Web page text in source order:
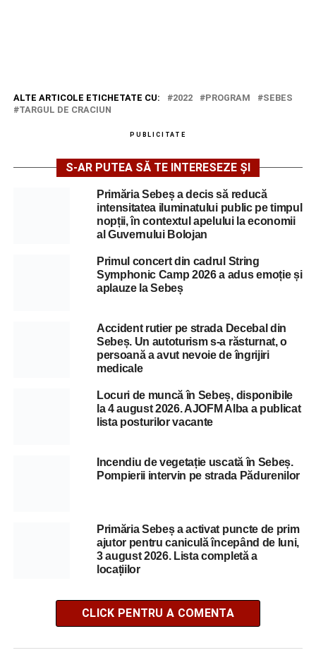
ALTE ARTICOLE ETICHETATE CU: 2022 PROGRAM
SEBES
TARGUL DE CRACIUN
PUBLICITATE
S-AR PUTEA SĂ TE INTERESEZE ȘI
Primăria Sebeș a decis să reducă
intensitatea iluminatului public pe timpul
nopții, în contextul apelului la economii
al Guvernului Bolojan
Primul concert din cadrul String
Symphonic Camp 2026 a adus emoție și
aplauze la Sebeș
Accident rutier pe strada Decebal din
Sebeș. Un autoturism s-a răsturnat, o
persoană a avut nevoie de îngrijiri
medicale
Locuri de muncă în Sebeș, disponibile
la 4 august 2026. AJOFM Alba a publicat
lista posturilor vacante
Incendiu de vegetație uscată în Sebeș.
Pompierii intervin pe strada Pădurenilor
Primăria Sebeș a activat puncte de prim
ajutor pentru caniculă începând de luni,
3 august 2026. Lista completă a
locațiilor
CLICK PENTRU A COMENTA